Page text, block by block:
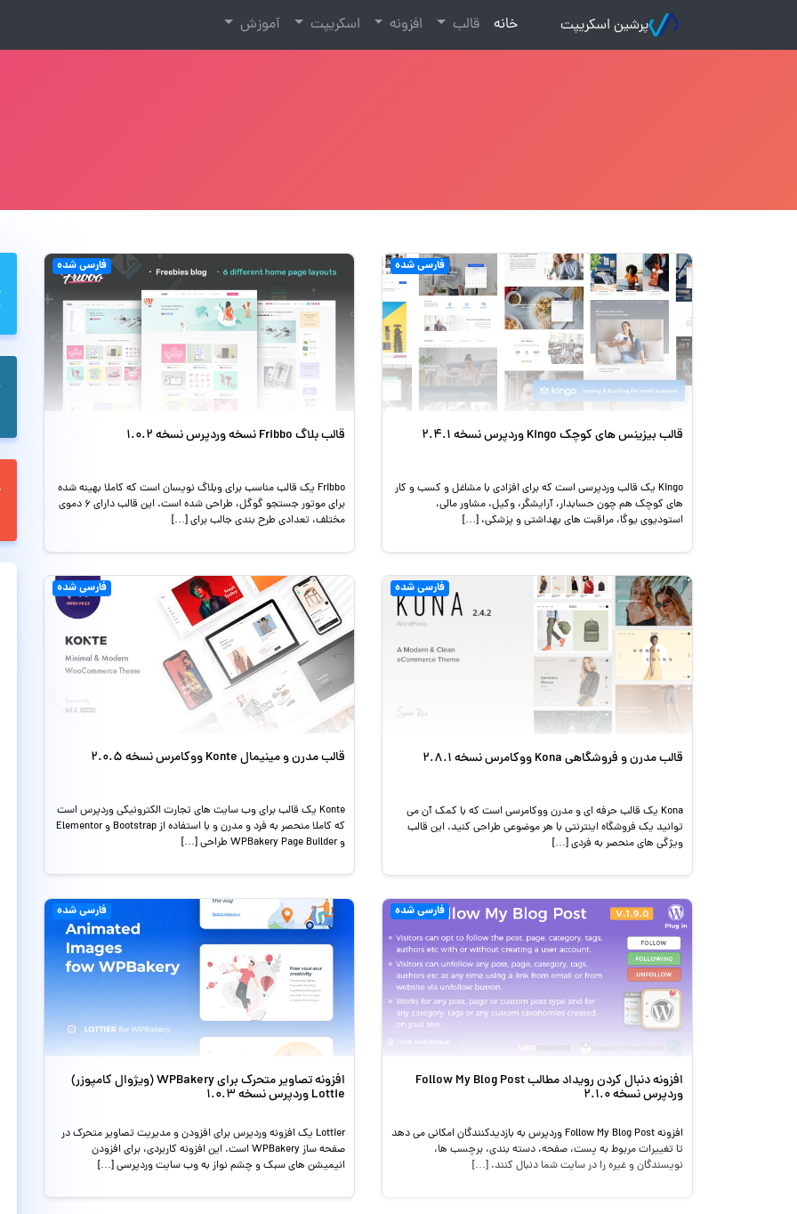
پرشین اسکریپت خانه
(current) قالب افزونه اسکریپت آموزش
فارسی شده
قالب بیزینس های کوچک Kingo وردپرس نسخه 2.4.1
Kingo یک قالب وردپرسی است که برای افزادی با مشاغل و کسب و کار
های کوچک هم چون حسابدار، آرایشگر، وکیل، مشاور مالی،
استودیوی یوگا، مراقبت های بهداشتی و پزشکی، […]
فارسی شده
قالب بلاگ Fribbo نسخه وردپرس نسخه 1.0.2
Fribbo یک قالب مناسب برای وبلاگ نویسان است که کاملا بهینه شده
برای موتور جستجو گوگل، طراحی شده است. این قالب دارای 6 دموی
مختلف، تعدادی طرح بندی جالب برای […]
فارسی شده
قالب مدرن و فروشگاهی Kona ووکامرس نسخه 2.8.1
Kona یک قالب حرفه ای و مدرن ووکامرسی است که با کمک آن می
توانید یک فروشگاه اینترنتی با هر موضوعی طراحی کنید. این قالب
ویژگی های منحصر به فردی […]
فارسی شده
قالب مدرن و مینیمال Konte ووکامرس نسخه 2.0.5
Konte یک قالب برای وب سایت های تجارت الکترونیکی وردپرس است
که کاملا منحصر به فرد و مدرن و با استفاده از Bootstrap و Elementor
و WPBakery Page Builder طراحی […]
فارسی شده
افزونه دنبال کردن رویداد مطالب Follow My Blog Post
وردپرس نسخه 2.1.0
افزونه Follow My Blog Post وردپرس به بازدیدکنندگان امکانی می دهد
تا تغییرات مربوط به پست، صفحه، دسته بندی، برچسب ها،
نویسندگان و غیره را در سایت شما دنبال کنند. […]
فارسی شده
افزونه تصاویر متحرک برای WPBakery (ویژوال کامپوزر)
Lottie وردپرس نسخه 1.0.3
Lottier یک افزونه وردپرس برای افزودن و مدیریت تصاویر متحرک در
صفحه ساز WPBakery است. این افزونه کاربردی، برای افزودن
انیمیشن های سبک و چشم نواز به وب سایت وردپرسی […]